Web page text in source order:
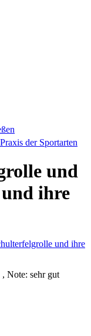
der Sportarten
und
ihre
Note: sehr gut